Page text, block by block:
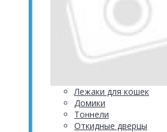
Лежаки для кошек
Домики
Тоннели
Откидные дверцы